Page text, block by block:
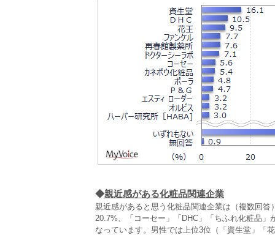
◆親近感がある化粧品関連企業
親近感があると思う化粧品関連企業は（複数回
20.7%、「コーセー」「DHC」「ちふれ化粧品
なっています。男性では上位3位（「資生堂」「